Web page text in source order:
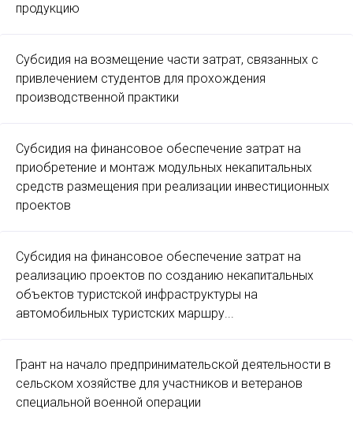
продукцию
Субсидия на возмещение части затрат, связанных с
привлечением студентов для прохождения
производственной практики
Субсидия на финансовое обеспечение затрат на
приобретение и монтаж модульных некапитальных
средств размещения при реализации инвестиционных
проектов
Субсидия на финансовое обеспечение затрат на
реализацию проектов по созданию некапитальных
объектов туристской инфраструктуры на
автомобильных туристских маршру...
Грант на начало предпринимательской деятельности в
сельском хозяйстве для участников и ветеранов
специальной военной операции